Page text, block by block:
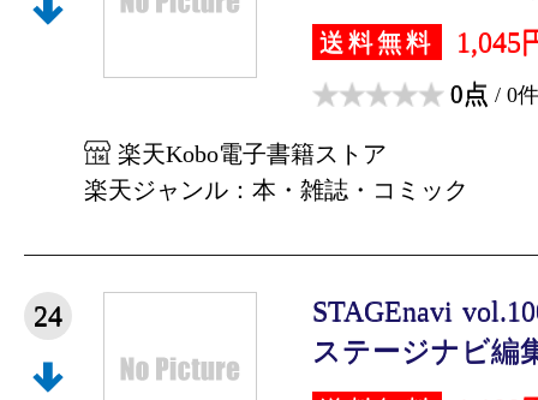
送料無料 1,045
0点 / 0件
楽天Kobo電子書籍ストア
楽天ジャンル：本・雑誌・コミック
24
STAGEnavi
ステージナビ編